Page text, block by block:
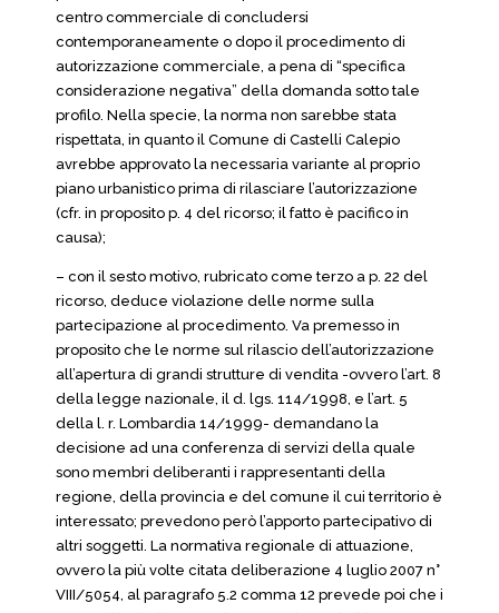
centro commerciale di concludersi
contemporaneamente o dopo il procedimento di
autorizzazione commerciale, a pena di “specifica
considerazione negativa” della domanda sotto tale
profilo. Nella specie, la norma non sarebbe stata
rispettata, in quanto il Comune di Castelli Calepio
avrebbe approvato la necessaria variante al proprio
piano urbanistico prima di rilasciare l’autorizzazione
(cfr. in proposito p. 4 del ricorso; il fatto è pacifico in
causa);
– con il sesto motivo, rubricato come terzo a p. 22 del
ricorso, deduce violazione delle norme sulla
partecipazione al procedimento. Va premesso in
proposito che le norme sul rilascio dell’autorizzazione
all’apertura di grandi strutture di vendita -ovvero l’art. 8
della legge nazionale, il d. lgs. 114/1998, e l’art. 5
della l. r. Lombardia 14/1999- demandano la
decisione ad una conferenza di servizi della quale
sono membri deliberanti i rappresentanti della
regione, della provincia e del comune il cui territorio è
interessato; prevedono però l’apporto partecipativo di
altri soggetti. La normativa regionale di attuazione,
ovvero la più volte citata deliberazione 4 luglio 2007 n°
VIII/5054, al paragrafo 5.2 comma 12 prevede poi che i